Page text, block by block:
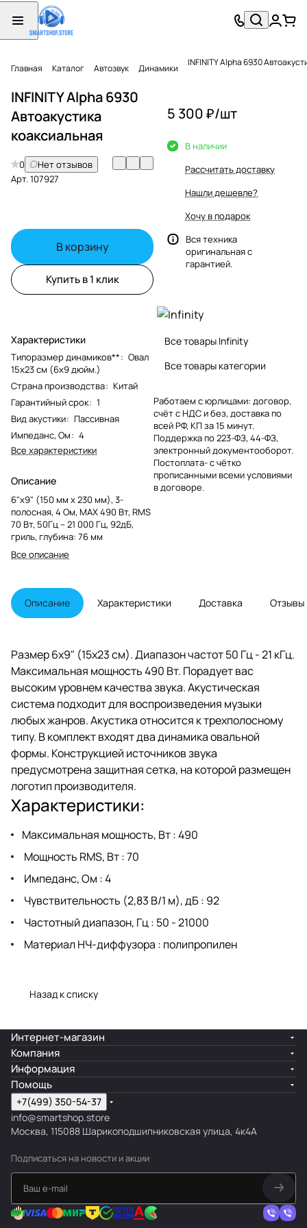
Главная Каталог Автозвук Динамики INFINITY Alpha 6930
INFINITY Alpha 6930
Автоакустика
коаксиальная
0
Нет отзывов
Арт.107927
В корзину
Купить в 1 клик
Характеристики
Типоразмер динамиков**: Овал
15x23 см (6x9 дюйм.)
Страна производства: Китай
Гарантийный срок: 1
Вид акустики: Пассивная
Импеданс, Ом: 4
Все характеристики
Описание
6"x9" (150 мм x 230 мм), 3-
полосная, 4 Ом, MAX 490 Вт, RMS
70 Вт, 50Гц – 21 000 Гц, 92дБ,
гриль, глубина: 76 мм
Все описание
5 300 ₽/шт
В наличии
Рассчитать доставку
Нашли дешевле?
Хочу в подарок
Вся техника
оригинальная с
гарантией.
Все товары Infinity
Все товары категории
Работаем с юрлицами: договор,
счёт с НДС и без, доставка по
всей РФ, КП за 15 минут.
Поддержка по 223-ФЗ, 44-ФЗ,
электронный документооборот.
Постоплата- с чётко
прописанными всеми условиями
в договоре.
Описание Характеристики Доставка Отзывы
Размер 6х9" (15х23 см). Диапазон частот 50 Гц - 21 кГц.
Максимальная мощность 490 Вт. Порадует вас
высоким уровнем качества звука. Акустическая
система подходит для воспроизведения музыки
любых жанров. Акустика относится к трехполосному
типу. В комплект входят два динамика овальной
формы. Конструкцией источников звука
предусмотрена защитная сетка, на которой размещен
логотип производителя.
Характеристики:
Максимальная мощность, Вт : 490
Мощность RMS, Вт : 70
Импеданс, Ом : 4
Чувствительность (2,83 В/1 м), дБ : 92
Частотный диапазон, Гц : 50 - 21000
Материал НЧ-диффузора : полипропилен
Назад к списку
Интернет-магазин
Компания
Информация
Помощь
+7(499) 350-54-37
info@smartshop.store
Москва, 115088 Шарикоподшипниковская улица, 4к4А
Подписаться на новости и акции